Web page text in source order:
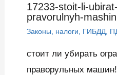
17233-stoit-li-
pravorulnyh-mashin
Законы, налоги, ГИБДД,
стоит ли убирать
праворульных